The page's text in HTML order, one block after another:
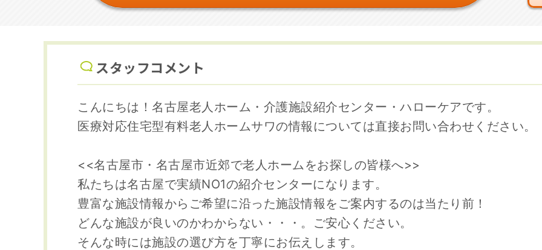
スタッフコメント
こんにちは！名古屋老人ホーム・介護施設紹介センター・ハローケアです。
医療対応住宅型有料老人ホームサワの情報については直接お問い合わせください。
<<名古屋市・名古屋市近郊で老人ホームをお探しの皆様へ>>
私たちは名古屋で実績NO1の紹介センターになります。
豊富な施設情報からご希望に沿った施設情報をご案内するのは当たり前！
どんな施設が良いのかわからない・・・。ご安心ください。
そんな時には施設の選び方を丁寧にお伝えします。